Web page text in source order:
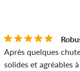
Après quelques
solides et agréables